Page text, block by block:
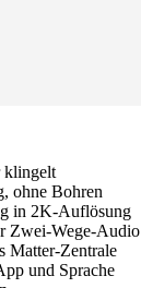
klingelt
ohne Bohren
in 2K-Auflösung
Zwei-Wege-Audio
Matter-Zentrale
und Sprache